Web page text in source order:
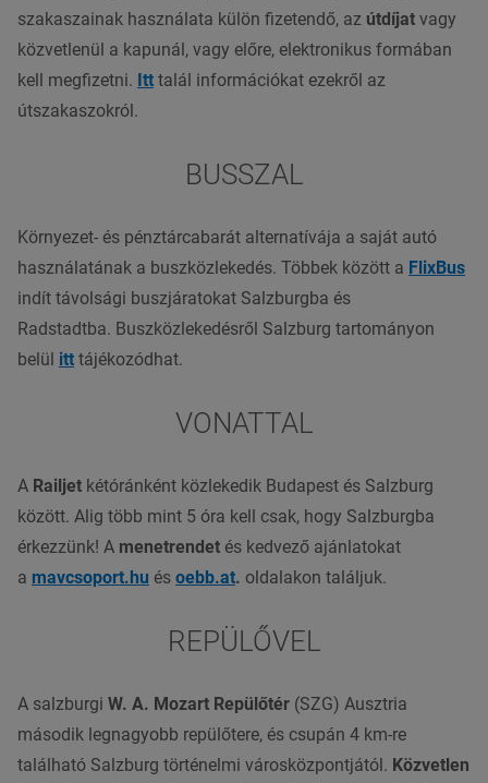
szakaszainak használata külön fizetendő, az útdíjat vagy
közvetlenül a kapunál, vagy előre, elektronikus formában
kell megfizetni. Itt talál információkat ezekről az
útszakaszokról.
BUSSZAL
Környezet- és pénztárcabarát alternatívája a saját autó
használatának a buszközlekedés. Többek között a FlixBus
indít távolsági buszjáratokat Salzburgba és
Radstadtba. Buszközlekedésről Salzburg tartományon
belül itt tájékozódhat.
VONATTAL
A Railjet kétóránként közlekedik Budapest és Salzburg
között. Alig több mint 5 óra kell csak, hogy Salzburgba
érkezzünk! A menetrendet és kedvező ajánlatokat
a mavcsoport.hu és oebb.at. oldalakon találjuk.
REPÜLŐVEL
A salzburgi W. A. Mozart Repülőtér (SZG) Ausztria
második legnagyobb repülőtere, és csupán 4 km-re
található Salzburg történelmi városközpontjától. Közvetlen